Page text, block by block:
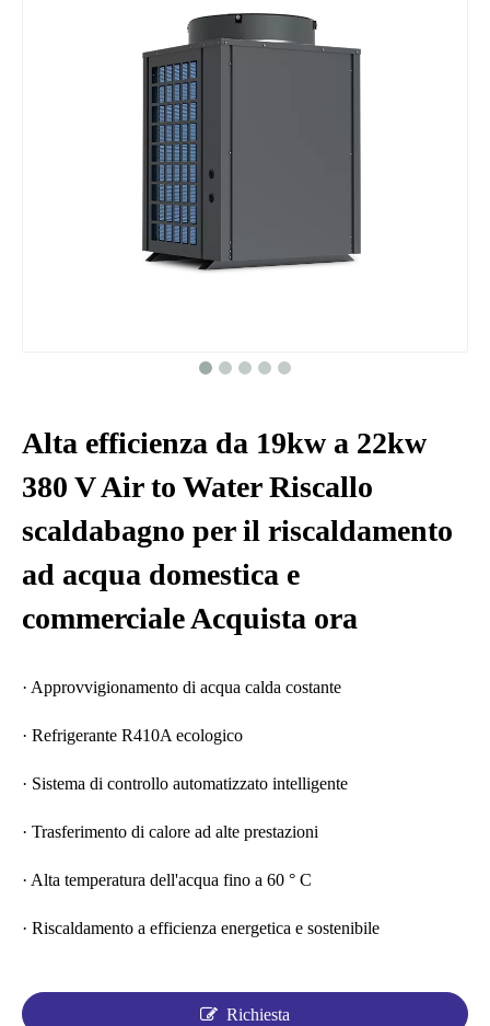
Alta efficienza da 19kw a 22kw
380 V Air to Water Riscallo
scaldabagno per il riscaldamento
ad acqua domestica e
commerciale Acquista ora
· Approvvigionamento di acqua calda costante
· Refrigerante R410A ecologico
· Sistema di controllo automatizzato intelligente
· Trasferimento di calore ad alte prestazioni
· Alta temperatura dell'acqua fino a 60 ° C
· Riscaldamento a efficienza energetica e sostenibile
Richiesta